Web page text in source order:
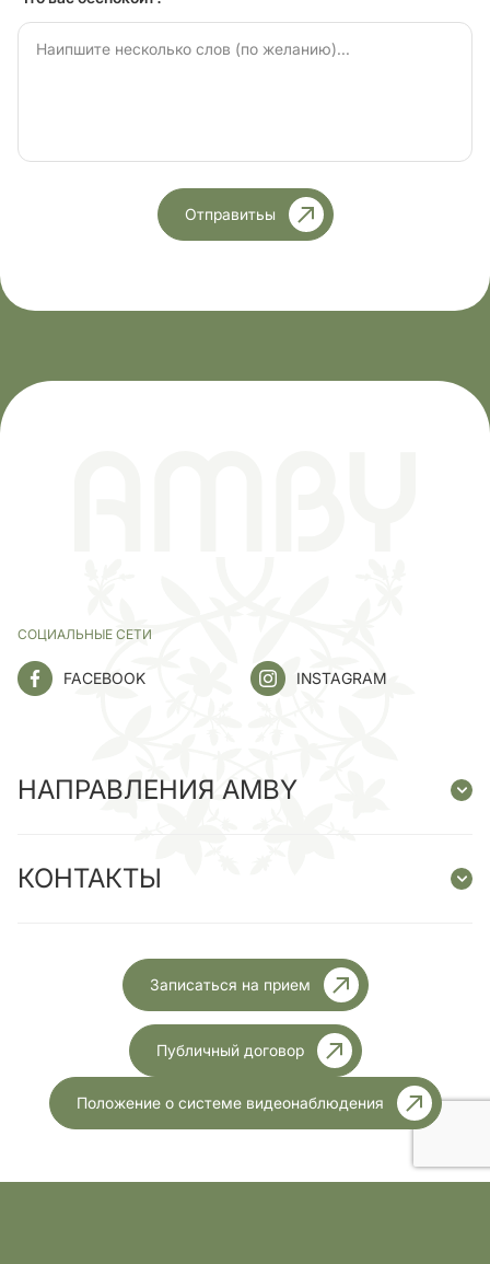
Отправитьы
СОЦИАЛЬНЫЕ СЕТИ
FACEBOOK INSTAGRAM
НАПРАВЛЕНИЯ AMBY
КОНТАКТЫ
Записаться на прием
Публичный договор
Положение о системе видеонаблюдения